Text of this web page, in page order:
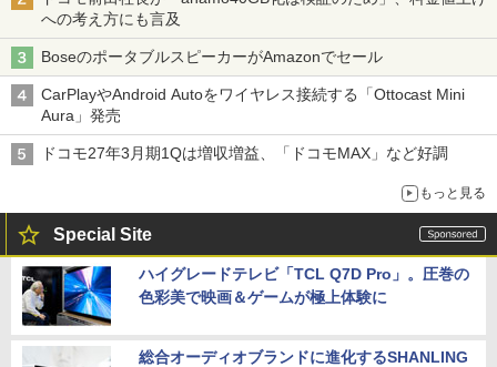
への考え方にも言及
BoseのポータブルスピーカーがAmazonでセール
CarPlayやAndroid Autoをワイヤレス接続する「Ottocast Mini
Aura」発売
ドコモ27年3月期1Qは増収増益、「ドコモMAX」など好調
もっと見る
Special Site
ハイグレードテレビ「TCL Q7D Pro」。圧巻の
色彩美で映画＆ゲームが極上体験に
総合オーディオブランドに進化するSHANLING